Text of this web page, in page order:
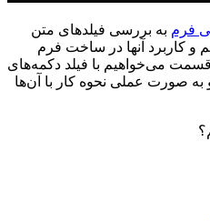
فرم به بررسی فیلدهای متن
پاراگرافی و لیست بازشو پرداختیم و کاربرد آن‎ها در ساخت فرم
می‌خواهیم با فیلد دکمه‌های
صورت عملی نحوه کار با آن‌ها